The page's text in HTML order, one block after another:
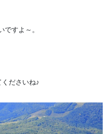
すよ～。
ださいね♪